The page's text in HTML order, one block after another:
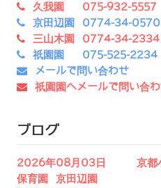
久我園 075-932-5557
京田辺園 0774-34-0570
三山木園 0774-34-2334
祇園園 075-525-2234
メールで問い合わせ
祇園園へメールで問い合
ブログ
2026年08月03日 京都小
保育園 京田辺園